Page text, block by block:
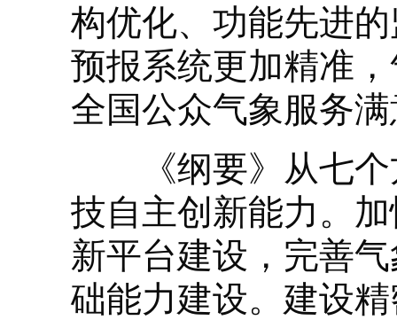
构优化、功能先进
预报系统更加精准
全国公众气象服务
《纲要》从七个
技自主创新能力。
新平台建设，完善
础能力建设。建设